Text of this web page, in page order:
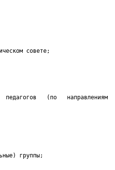
совете;
педагогов (по направлениям
группы;